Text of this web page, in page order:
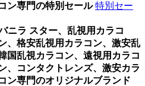
ン専門の特別セール 特別セー
ニラ スター、乱視用カラコ
、格安乱視用カラコン、激安乱
国乱視カラコン、遠視用カラコ
、コンタクトレンズ、激安カラ
ン専門のオリジナルブランド